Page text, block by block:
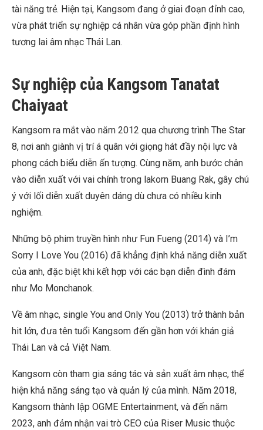
tài năng trẻ. Hiện tại, Kangsom đang ở giai đoạn đỉnh cao,
vừa phát triển sự nghiệp cá nhân vừa góp phần định hình
tương lai âm nhạc Thái Lan.
Sự nghiệp của Kangsom Tanatat
Chaiyaat
Kangsom ra mắt vào năm 2012 qua chương trình The Star
8, nơi anh giành vị trí á quân với giọng hát đầy nội lực và
phong cách biểu diễn ấn tượng. Cùng năm, anh bước chân
vào diễn xuất với vai chính trong lakorn Buang Rak, gây chú
ý với lối diễn xuất duyên dáng dù chưa có nhiều kinh
nghiệm.
Những bộ phim truyền hình như Fun Fueng (2014) và I’m
Sorry I Love You (2016) đã khẳng định khả năng diễn xuất
của anh, đặc biệt khi kết hợp với các bạn diễn đình đám
như Mo Monchanok.
Về âm nhạc, single You and Only You (2013) trở thành bản
hit lớn, đưa tên tuổi Kangsom đến gần hơn với khán giả
Thái Lan và cả Việt Nam.
Kangsom còn tham gia sáng tác và sản xuất âm nhạc, thể
hiện khả năng sáng tạo và quản lý của mình. Năm 2018,
Kangsom thành lập OGME Entertainment, và đến năm
2023, anh đảm nhận vai trò CEO của Riser Music thuộc